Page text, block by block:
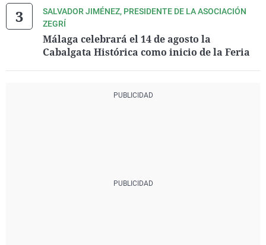
SALVADOR JIMÉNEZ, PRESIDENTE DE LA ASOCIACIÓN
ZEGRÍ
Málaga celebrará el 14 de agosto la
Cabalgata Histórica como inicio de la Feria